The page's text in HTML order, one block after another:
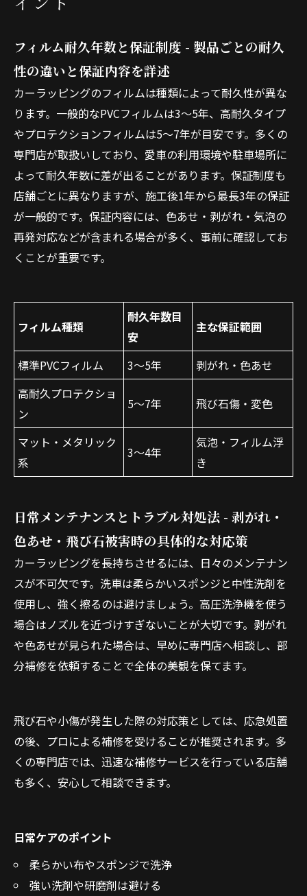
フィルム耐久年数と保証制度 - 製品ごとの耐久
性の違いと保証内容を詳述
カーラッピングのフィルムは種類によって耐久性が異な
ります。一般的なPVCフィルムは3〜5年、高耐久タイプ
やプロテクションフィルムは5〜7年が目安です。多くの
専門店が取扱いしており、愛車の利用環境や駐車場所に
よって耐久年数に差が出ることがあります。保証制度も
店舗ごとに異なりますが、施工後1年から最長3年の保証
が一般的です。保証内容には、色あせ・剥がれ・気泡の
再発対応などが含まれる場合が多く、事前に確認してお
くことが重要です。
フィルム種類
耐久年数目
安
主な保証範囲
標準PVCフィルム 3〜5年
剥がれ・色あせ
高耐久プロテクショ
ン
5〜7年 飛び石傷・変色
マット・メタリック
系
3〜4年
気泡・フィルム浮
き
日常メンテナンスとトラブル対処法 - 剥がれ・
色あせ・飛び石被害時の具体的な対応策
カーラッピングを長持ちさせるには、日々のメンテナン
スが不可欠です。洗車は柔らかいスポンジと中性洗剤を
使用し、強く擦るのは避けましょう。高圧洗浄機を使う
場合はノズルを近づけすぎないことが大切です。剥がれ
や色あせが見られた場合は、早めに専門店へ相談し、部
分補修を依頼することで全体の美観を保てます。
飛び石や小傷が発生した際の対応策としては、応急処置
の後、プロによる補修を受けることが推奨されます。多
くの専門店では、迅速な補修サービスを行っている店舗
も多く、安心して相談できます。
日常ケアのポイント
柔らかい布やスポンジで洗浄
強い洗剤や研磨剤は避ける